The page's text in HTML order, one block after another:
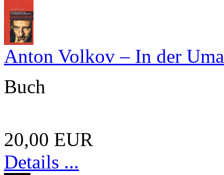
Anton Volkov – In der
Buch
20,00 EUR
Details ...